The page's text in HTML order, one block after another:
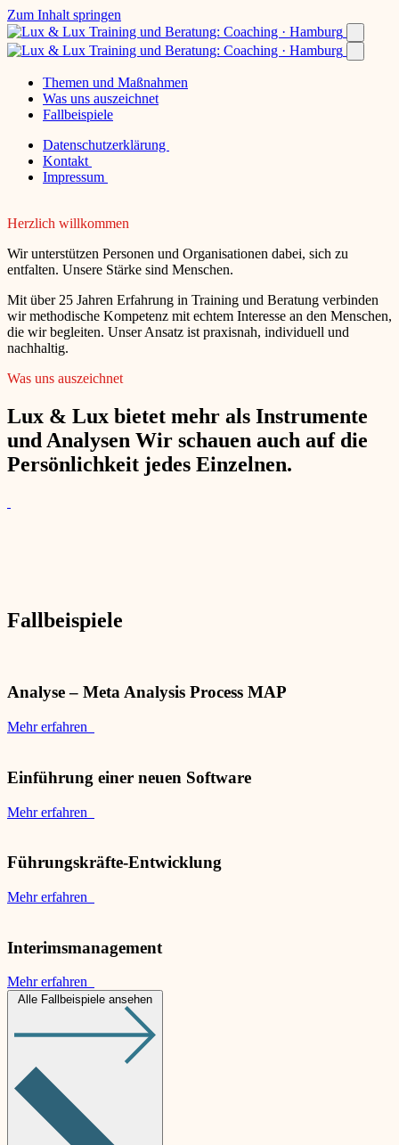
Zum Inhalt springen
Themen und Maßnahmen
Was uns auszeichnet
Fallbeispiele
Datenschutzerklärung
Kontakt
Impressum
Herzlich willkommen
Wir unterstützen Personen und Organisationen dabei, sich zu
entfalten. Unsere Stärke sind Menschen.
Mit über 25 Jahren Erfahrung in Training und Beratung verbinden
wir methodische Kompetenz mit echtem Interesse an den Menschen,
die wir begleiten. Unser Ansatz ist praxisnah, individuell und
nachhaltig.
Was uns auszeichnet
Lux & Lux bietet mehr als Instrumente
und Analysen Wir schauen auch auf die
Persönlichkeit jedes Einzelnen.
Fallbeispiele
Analyse – Meta Analysis Process MAP
Mehr erfahren
Einführung einer neuen Software
Mehr erfahren
Führungskräfte-Entwicklung
Mehr erfahren
Interimsmanagement
Mehr erfahren
Alle Fallbeispiele ansehen